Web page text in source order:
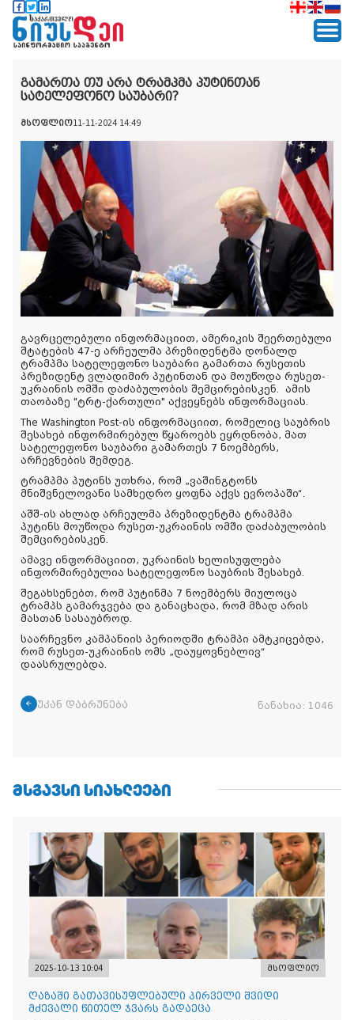
გამართა თუ არა ტრამპმა პუტინთან
სატელეფონო საუბარი?
მსოფლიო11-11-2024 14:49
გავრცელებული ინფორმაციით, ამერიკის შეერთებული
შტატების 47-ე არჩეულმა პრეზიდენტმა დონალდ
ტრამპმა სატელეფონო საუბარი გამართა რუსეთის
პრეზიდენტ ვლადიმირ პუტინთან და მოუწოდა რუსეთ-
უკრაინის ომში დაძაბულობის შემცირებისკენ. ამის
თაობაზე "ტრტ-ქართული" აქვეყნებს ინფორმაციას.
The Washington Post-ის ინფორმაციით, რომელიც საუბრის
შესახებ ინფორმირებულ წყაროებს ეყრდნობა, მათ
სატელეფონო საუბარი გამართეს 7 ნოემბერს,
არჩევნების შემდეგ.
ტრამპმა პუტინს უთხრა, რომ „ვაშინგტონს
მნიშვნელოვანი სამხედრო ყოფნა აქვს ევროპაში“.
აშშ-ის ახლად არჩეულმა პრეზიდენტმა ტრამპმა
პუტინს მოუწოდა რუსეთ-უკრაინის ომში დაძაბულობის
შემცირებისკენ.
ამავე ინფორმაციით, უკრაინის ხელისუფლება
ინფორმირებულია სატელეფონო საუბრის შესახებ.
შეგახსენებთ, რომ პუტინმა 7 ნოემბერს მიულოცა
ტრამპს გამარჯვება და განაცხადა, რომ მზად არის
მასთან სასაუბროდ.
საარჩევნო კამპანიის პერიოდში ტრამპი ამტკიცებდა,
რომ რუსეთ-უკრაინის ომს „დაუყოვნებლივ“
დაასრულებდა.
უკან დაბრუნება ნანახია: 1046
ᲛᲡᲒᲐᲕᲡᲘ ᲡᲘᲐᲮᲚᲔᲔᲑᲘ
2025-10-13 10:04 მსოფლიო
ღაზაში გათავისუფლებული პირველი შვიდი
მძევალი წითელ ჯვარს გადაეცა